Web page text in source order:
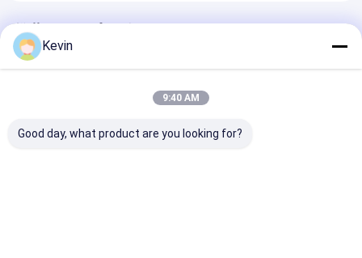
推薦されたプロダクト
Kevin
9:40 AM
Good day, what product are you looking for?